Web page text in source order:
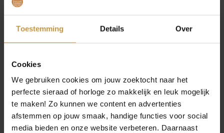
Toestemming Details Over
Cookies
We gebruiken cookies om jouw zoektocht naar het
perfecte sieraad of horloge zo makkelijk en leuk mogelijk
te maken! Zo kunnen we content en advertenties
afstemmen op jouw smaak, handige functies voor social
media bieden en onze website verbeteren. Daarnaast
Seiko Astron horloges
Sternglas horloges